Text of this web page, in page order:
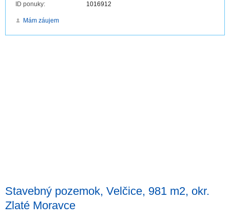
ID ponuky:
1016912
Mám záujem
Stavebný pozemok, Velčice, 981 m2, okr.
Zlaté Moravce